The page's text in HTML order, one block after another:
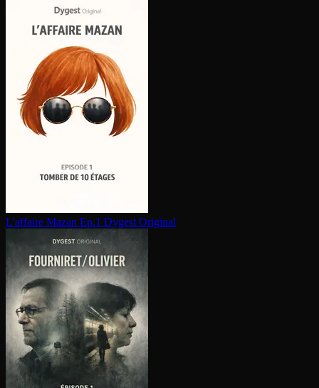
L'affaire Mazan Ep.1 Dygest Original